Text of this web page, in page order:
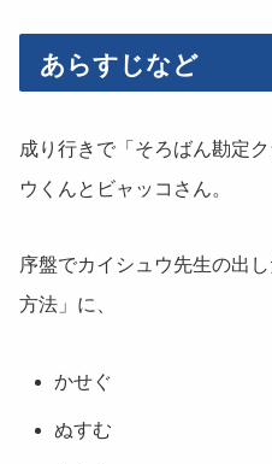
あらすじなど
成り行きで「そろばん勘定
ウくんとビャッコさん。
序盤でカイシュウ先生の出
方法」に、
かせぐ
ぬすむ